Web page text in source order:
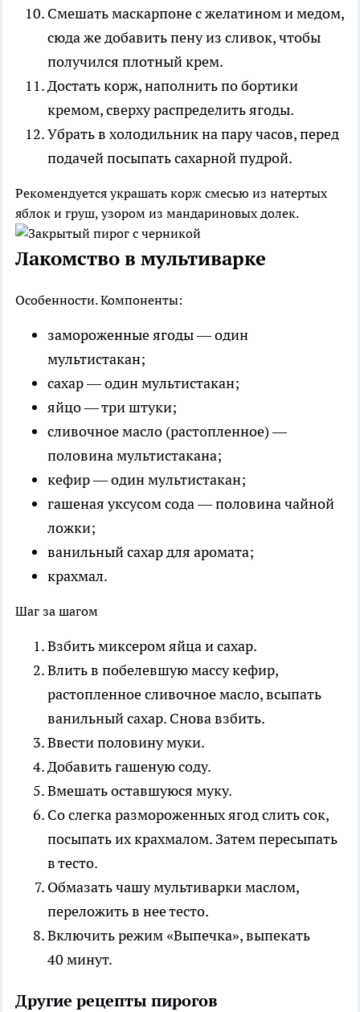
Смешать маскарпоне с желатином и медом,
сюда же добавить пену из сливок, чтобы
получился плотный крем.
Достать корж, наполнить по бортики
кремом, сверху распределить ягоды.
Убрать в холодильник на пару часов, перед
подачей посыпать сахарной пудрой.
Рекомендуется украшать корж смесью из натертых
яблок и груш, узором из мандариновых долек.
Лакомство в мультиварке
Особенности.Компоненты:
замороженные ягоды — один
мультистакан;
сахар — один мультистакан;
яйцо — три штуки;
сливочное масло (растопленное) —
половина мультистакана;
кефир — один мультистакан;
гашеная уксусом сода — половина чайной
ложки;
ванильный сахар для аромата;
крахмал.
Шаг за шагом
Взбить миксером яйца и сахар.
Влить в побелевшую массу кефир,
растопленное сливочное масло, всыпать
ванильный сахар. Снова взбить.
Ввести половину муки.
Добавить гашеную соду.
Вмешать оставшуюся муку.
Со слегка размороженных ягод слить сок,
посыпать их крахмалом. Затем пересыпать
в тесто.
Обмазать чашу мультиварки маслом,
переложить в нее тесто.
Включить режим «Выпечка», выпекать
40 минут.
Другие рецепты пирогов